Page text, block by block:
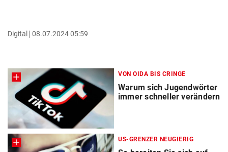
Digital 08.07.2024 05:59
VON OIDA BIS CRINGE
Warum sich Jugendwörter
immer schneller verändern
US-GRENZER NEUGIERIG